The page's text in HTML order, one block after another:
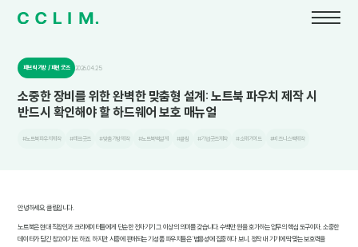
패브릭 가방 / 패션 굿즈 2026.04.25
소중한 장비를 위한 완벽한 맞춤형 설계: 노트북 파우치 제작 시
반드시 확인해야 할 하드웨어 보호 매뉴얼
#노트북파우치제작 #테크굿즈 #맞춤가방제작 #노트북백설계 #클림 #기업굿즈제작 #소재가이드 #비즈니스백제작
안녕하세요, 클림입니다.
노트북은 현대 직장인과 크리에이터들에게 단순한 전자기기 그 이상의 의미를 갖습니다. 수백만 원을 호가하는 업무의 핵심 도구이자, 소중한
데이터가 담긴 창고이기도 하죠. 하지만 시중에 판매되는 기성품 파우치들은 '범용성'에 집중하다 보니, 정작 내 기기에 딱 맞는 보호력을